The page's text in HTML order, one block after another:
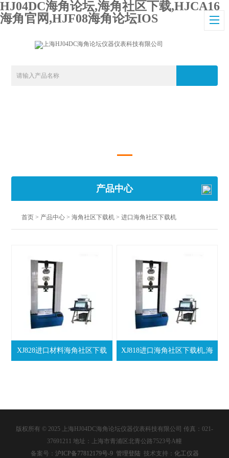
HJ04DC海角论坛,海角社区下载,HJCA16
海角官网,HJF08海角论坛IOS
产品中心
首页 > 产品中心 >海角社区下载机 >进口海角社区下载机
XJ828进口材料海角社区下载 XJ818进口海角社区下载机,海
版权所有 © 2025 上海HJ04DC海角论坛仪器仪表科技有限公司 传真：021-
37691211 地址：上海市青浦区北青公路7523号A幢
备案号： 沪ICP备77812179号-9 管理登陆 技术支持： 化工仪器